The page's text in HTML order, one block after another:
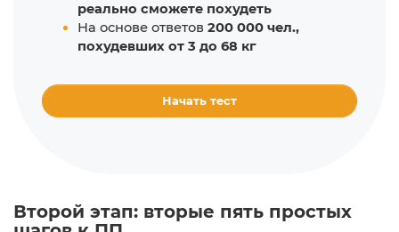
Начать тест
реально сможете похудеть
На основе ответов 200 000 чел.,
похудевших от 3 до 68 кг
Второй этап: вторые пять простых